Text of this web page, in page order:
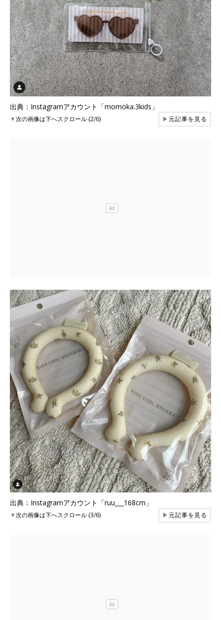
出典：Instagramアカウント「momoka.3kids」
▼次の画像は下へスクロール (2/6) ▶元記事を見る
出典：Instagramアカウント「ruu___168cm」
▼次の画像は下へスクロール (3/6) ▶元記事を見る